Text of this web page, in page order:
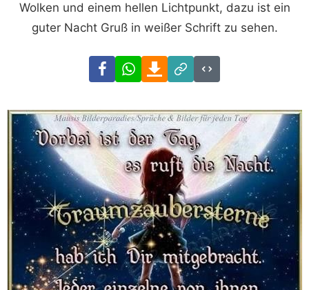
Wolken und einem hellen Lichtpunkt, dazu ist ein
guter Nacht Gruß in weißer Schrift zu sehen.
FacebookWhatsAppDownload
Link
Code